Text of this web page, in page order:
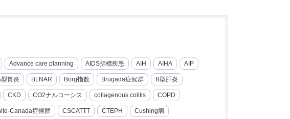
Advance care planning AIDS指標疾患 AIH AIHA AIP
胃炎 BLNAR Borg指数 Brugada症候群 B型肝炎
CKD CO2ナルコーシス collagenous colitis COPD
Canada症候群 CSCATTT CTEPH Cushing病